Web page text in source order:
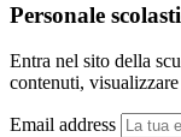
Personale
Entra nel sito della
contenuti,
Email address